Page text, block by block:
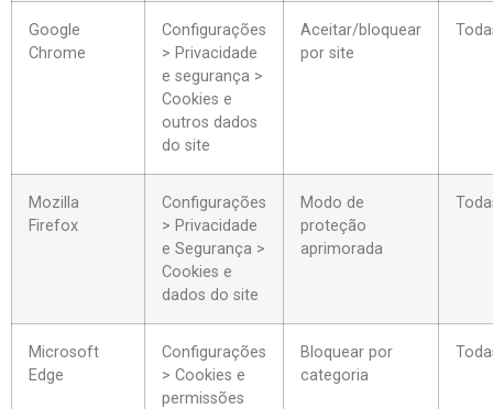
Google
Chrome
Configurações
> Privacidade
e segurança >
Cookies e
outros dados
do site
Aceitar/bloquear
por site
Mozilla
Firefox
Configurações
> Privacidade
e Segurança >
Cookies e
dados do site
Modo de
proteção
aprimorada
Microsoft
Edge
Configurações
> Cookies e
permissões
Bloquear por
categoria